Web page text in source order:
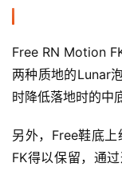
Free RN Motion
两种质地的Lunar
时降低落地时的中
另外，Free鞋底
FK得以保留，通